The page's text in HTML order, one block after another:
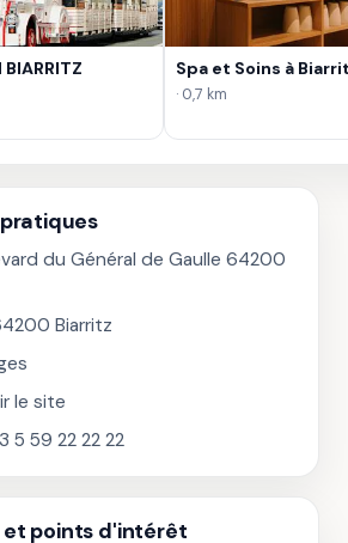
BIARRITZ Spa et Soins à
· 0,7 km
du Général de Gaulle 64200
Biarritz
le site
5 59 22 22 22
et points d'intérêt